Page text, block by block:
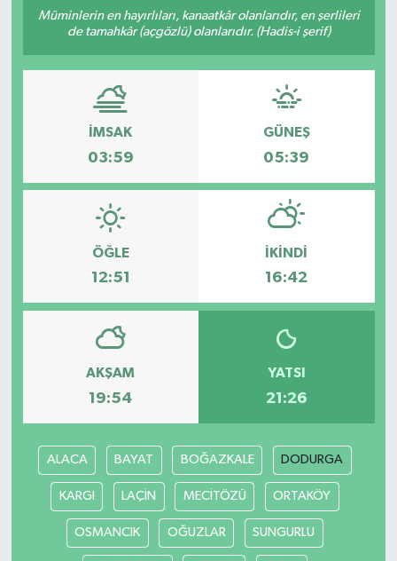
Müminlerin en hayırlıları, kanaatkâr olanlarıdır, en şerlileri
de tamahkâr (açgözlü) olanlarıdır. (Hadis-i şerif)
İMSAK
03:59
GÜNEŞ
05:39
ÖĞLE
12:51
İKINDI
16:42
AKŞAM
19:54
YATSI
21:26
ALACA BAYAT BOĞAZKALE DODURGA
KARGI LAÇİN MECİTÖZÜ ORTAKÖY
OSMANCIK OĞUZLAR SUNGURLU